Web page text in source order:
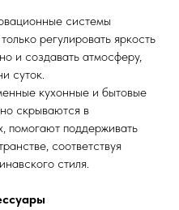
системы
регулировать яркость
и создавать атмосферу,
суток.
кухонные и бытовые
скрываются в
помогают поддерживать
соответствуя
стиля.